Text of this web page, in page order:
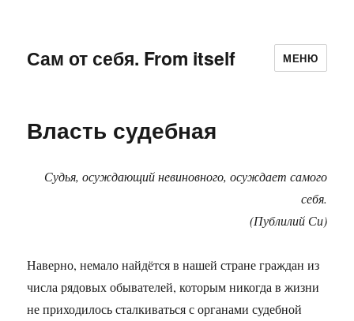
Сам от себя. From itself МЕНЮ
Власть судебная
Судья, осуждающий невиновного, осуждает самого
себя.
(Публилий Си)
Наверно, немало найдётся в нашей стране граждан из
числа рядовых обывателей, которым никогда в жизни
не приходилось сталкиваться с органами судебной